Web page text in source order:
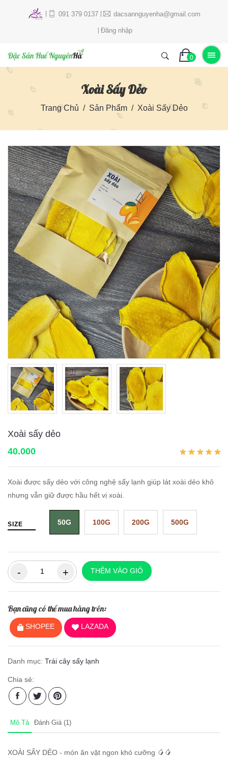
091 379 0137 dacsannguyenha@gmail.com
Đăng nhập
0
Xoài Sấy Dẻo
Trang Chủ Sản Phẩm Xoài Sấy Dẻo
Xoài sấy dẻo
40.000
Xoài được sấy dẻo với công nghệ sấy lạnh giúp lát xoài dẻo khô
nhưng vẫn giữ được hầu hết vị xoài.
SIZE 50G 100G 200G 500G
THÊM VÀO GIỎ
Bạn cũng có thể mua hàng trên:
SHOPEE LAZADA
Danh mục: Trái cây sấy lạnh
Chia sẻ:
Mô Tả Đánh Giá (1)
XOÀI SẤY DẺO - món ăn vặt ngon khó cưỡng 🥭🥭